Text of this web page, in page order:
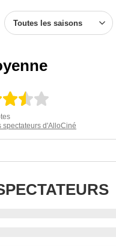
Toutes les saisons
spectateurs d'AlloCiné